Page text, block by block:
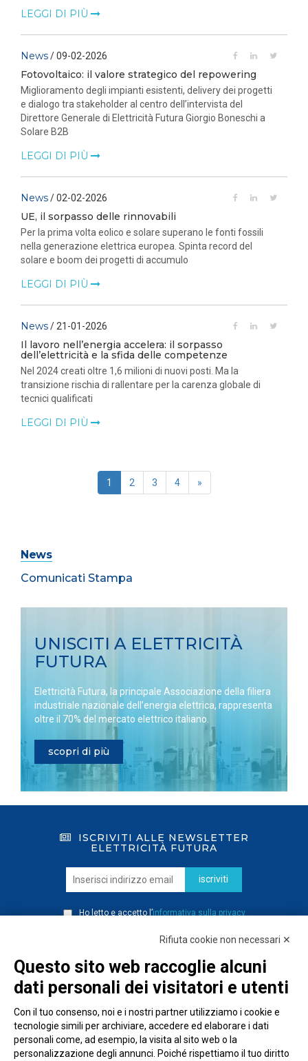
LEGGI DI PIÙ
News/ 09-02-2026
Fotovoltaico: il valore strategico del repowering
Miglioramento degli impianti esistenti, delivery dei progetti
e dialogo tra stakeholder al centro dell’intervista del
Direttore Generale di Elettricità Futura Giorgio Boneschi a
Solare B2B
LEGGI DI PIÙ
News/ 02-02-2026
UE, il sorpasso delle rinnovabili
Per la prima volta eolico e solare superano le fonti fossili
nella generazione elettrica europea. Spinta record del
solare e boom dei progetti di accumulo
LEGGI DI PIÙ
News/ 21-01-2026
Il lavoro nell’energia accelera: il sorpasso
dell’elettricità e la sfida delle competenze
Nel 2024 creati oltre 1,6 milioni di nuovi posti. Ma la
transizione rischia di rallentare per la carenza globale di
tecnici qualificati
LEGGI DI PIÙ
1 2 3 4 »
News
Comunicati Stampa
UNISCITI A ELETTRICITÀ
FUTURA
Elettricità Futura, la principale Associazione della filiera
industriale nazionale dell’energia elettrica, rappresenta
oltre il 70% del mercato elettrico italiano.
scopri di più
ISCRIVITI ALLE NEWSLETTER
ELETTRICITÀ FUTURA
iscriviti
Ho letto e accetto l’informativa sulla privacy
Rifiuta cookie non necessari ✕
Questo sito web raccoglie alcuni
dati personali dei visitatori e utenti
Con il tuo consenso, noi e i nostri partner utilizziamo i cookie e
tecnologie simili per archiviare, accedere ed elaborare i dati
personali come, ad esempio, la visita al sito web o la
personalizzazione degli annunci. Poiché rispettiamo il tuo diritto